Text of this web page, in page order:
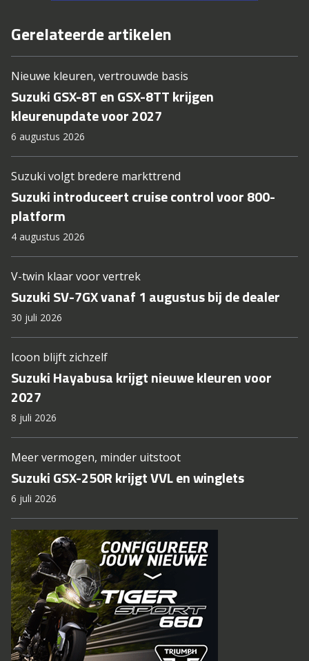
Gerelateerde artikelen
Nieuwe kleuren, vertrouwde basis
Suzuki GSX-8T en GSX-8TT krijgen
kleurenupdate voor 2027
6 augustus 2026
Suzuki volgt bredere markttrend
Suzuki introduceert cruise control voor 800-
platform
4 augustus 2026
V-twin klaar voor vertrek
Suzuki SV-7GX vanaf 1 augustus bij de dealer
30 juli 2026
Icoon blijft zichzelf
Suzuki Hayabusa krijgt nieuwe kleuren voor
2027
8 juli 2026
Meer vermogen, minder uitstoot
Suzuki GSX-250R krijgt VVL en winglets
6 juli 2026